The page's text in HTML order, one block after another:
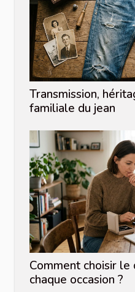
Transmission,
familiale du jean
Comment choisir
chaque occasion ?